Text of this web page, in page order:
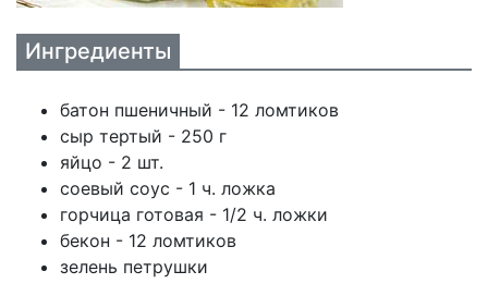
Ингредиенты
батон пшеничный - 12 ломтиков
сыр тертый - 250 г
яйцо - 2 шт.
соевый соус - 1 ч. ложка
горчица готовая - 1/2 ч. ложки
бекон - 12 ломтиков
зелень петрушки